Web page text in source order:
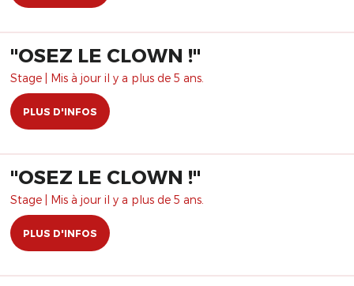
"OSEZ LE CLOWN !"
Stage | Mis à jour il y a plus de 5 ans.
PLUS D'INFOS
"OSEZ LE CLOWN !"
Stage | Mis à jour il y a plus de 5 ans.
PLUS D'INFOS